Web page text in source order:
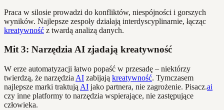
Praca w silosie prowadzi do konfliktów, niespójności i gorszych
wyników. Najlepsze zespoły działają interdyscyplinarnie, łącząc
kreatywność z twardą analizą danych.
Mit 3: Narzędzia AI zjadają kreatywność
W erze automatyzacji łatwo popaść w przesadę – niektórzy
twierdzą, że narzędzia AI zabijają kreatywność. Tymczasem
najlepsze marki traktują AI jako partnera, nie zagrożenie. Pisacz.ai
czy inne platformy to narzędzia wspierające, nie zastępujące
człowieka.